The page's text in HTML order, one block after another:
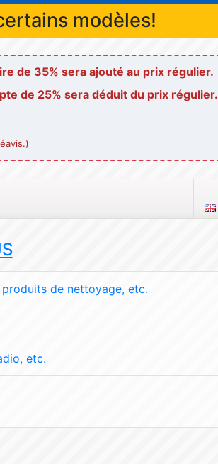
modèles!
de 35% sera ajouté au prix régulier.
de 25% sera déduit du prix régulier.
produits de nettoyage, etc.
etc.